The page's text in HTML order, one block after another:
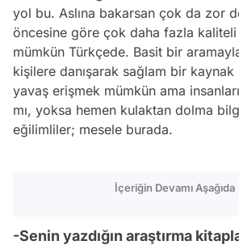
yol bu. Aslına bakarsan çok da zor
öncesine göre çok daha fazla
mümkün Türkçede. Basit bir
kişilere danışarak sağlam bir kaynak
yavaş erişmek mümkün ama
mı, yoksa hemen kulaktan dolma
eğilimliler; mesele burada.
İçeriğin Devamı Aşağıda
-Senin yazdığın araştırma